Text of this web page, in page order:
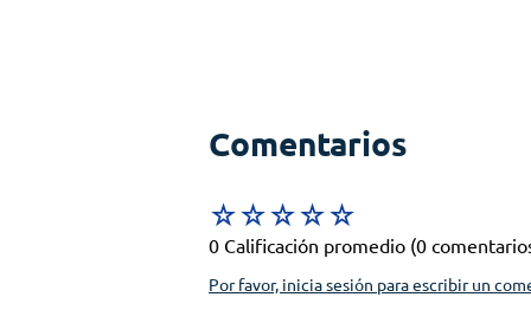
Comentarios
☆☆☆☆☆
0 Calificación promedio (0
Por favor, inicia sesión para escribir un